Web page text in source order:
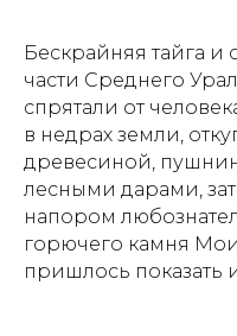
Бескрайняя тайга и
части Среднего
спрятали от
в недрах земли,
древесиной,
лесными дарами,
напором
горючего камня
пришлось показать